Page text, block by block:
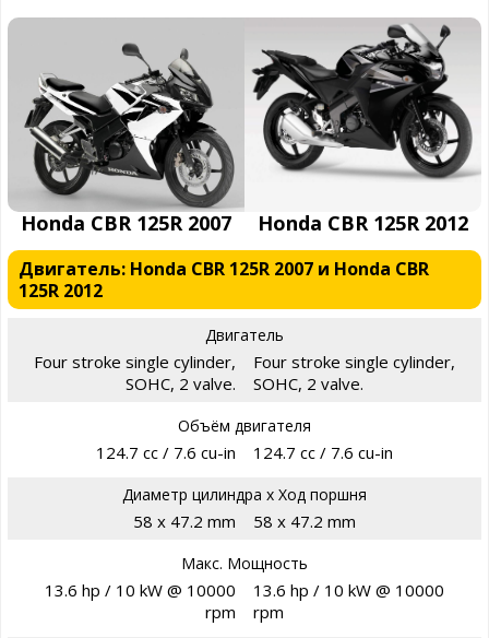
Honda CBR 125R 2007 Honda CBR 125R 2012
Двигатель: Honda CBR 125R 2007 и Honda CBR
125R 2012
Двигатель
Four stroke single cylinder,
SOHC, 2 valve.
Four stroke single cylinder,
SOHC, 2 valve.
Объём двигателя
124.7 cc / 7.6 cu-in 124.7 cc / 7.6 cu-in
Диаметр цилиндра х Ход поршня
58 x 47.2 mm 58 x 47.2 mm
Макс. Мощность
13.6 hp / 10 kW @ 10000
rpm
13.6 hp / 10 kW @ 10000
rpm